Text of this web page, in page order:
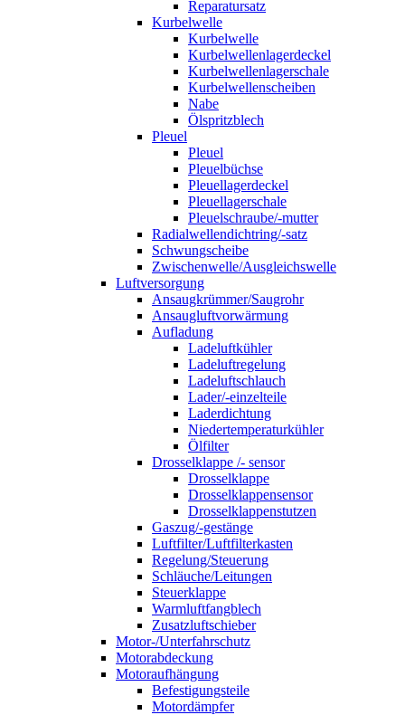
Reparatursatz
Kurbelwelle
Kurbelwelle
Kurbelwellenlagerdeckel
Kurbelwellenlagerschale
Kurbelwellenscheiben
Nabe
Ölspritzblech
Pleuel
Pleuel
Pleuelbüchse
Pleuellagerdeckel
Pleuellagerschale
Pleuelschraube/-mutter
Radialwellendichtring/-satz
Schwungscheibe
Zwischenwelle/Ausgleichswelle
Luftversorgung
Ansaugkrümmer/Saugrohr
Ansaugluftvorwärmung
Aufladung
Ladeluftkühler
Ladeluftregelung
Ladeluftschlauch
Lader/-einzelteile
Laderdichtung
Niedertemperaturkühler
Ölfilter
Drosselklappe /- sensor
Drosselklappe
Drosselklappensensor
Drosselklappenstutzen
Gaszug/-gestänge
Luftfilter/Luftfilterkasten
Regelung/Steuerung
Schläuche/Leitungen
Steuerklappe
Warmluftfangblech
Zusatzluftschieber
Motor-/Unterfahrschutz
Motorabdeckung
Motoraufhängung
Befestigungsteile
Motordämpfer